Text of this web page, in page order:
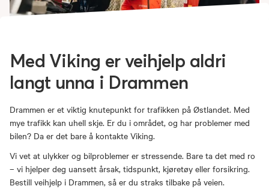
Med Viking er veihjelp aldri
langt unna i Drammen
Drammen er et viktig knutepunkt for trafikken på Østlandet. Med
mye trafikk kan uhell skje. Er du i området, og har problemer med
bilen? Da er det bare å kontakte Viking.
Vi vet at ulykker og bilproblemer er stressende. Bare ta det med ro
– vi hjelper deg uansett årsak, tidspunkt, kjøretøy eller forsikring.
Bestill veihjelp i Drammen, så er du straks tilbake på veien.